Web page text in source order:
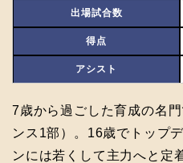
出場試合数
得点
アシスト
7歳から過ごした育成の名
ンス1部）。16歳でトップ
ンには若くして主力へと定